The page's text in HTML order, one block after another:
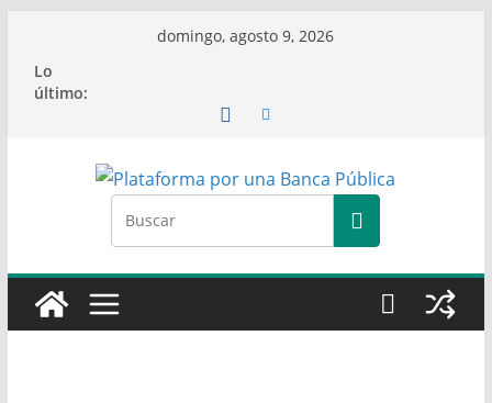
contenido
domingo, agosto 9, 2026
Lo
último: